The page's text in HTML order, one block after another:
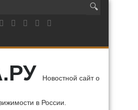
Новостной сайт о
в России.